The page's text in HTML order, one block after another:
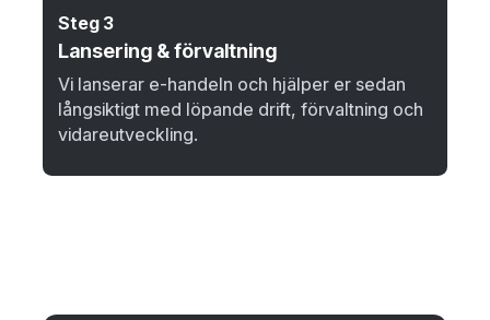
Steg 3
Lansering & förvaltning
Vi lanserar e-handeln och hjälper er sedan
långsiktigt med löpande drift, förvaltning och
vidareutveckling.